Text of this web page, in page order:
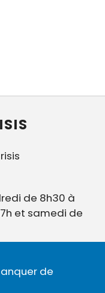
de 8h30 à
et samedi de
de